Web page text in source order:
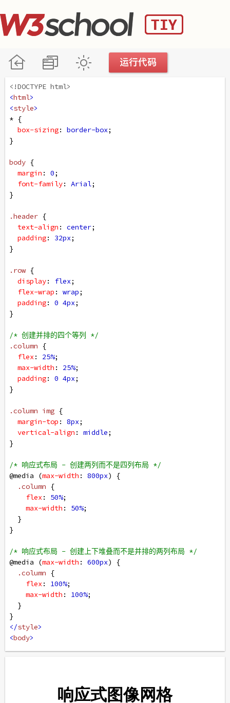
<!DOCTYPE html>
<html>
<style>
* {
box-sizing: border-box;
}
body {
margin : 0;
font-family: Arial;
}
.header {
text-align : center;
padding: 32px;
}
.row {
display: flex;
flex-wrap : wrap;
padding: 0 4px;
}
/* 创建并排的四个等列 */
.column {
flex: 25%;
max-width : 25%;
padding: 0 4px;
}
.column img {
margin-top : 8px;
vertical-align : middle;
}
/* 响应式布局 - 创建两列而不是四列布局 */
@media (max-width : 800px) {
.column {
flex: 50%;
max-width : 50%;
  }
}
/* 响应式布局 - 创建上下堆叠而不是并排的两列布局 */
@media (max-width : 600px) {
.column {
flex: 100%;
max-width : 100%;
  }
}
</style>
<body>